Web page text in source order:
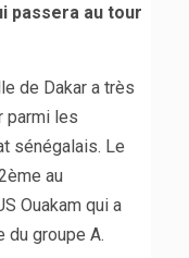
passera au tour
de Dakar a très
parmi les
sénégalais. Le
au
Ouakam qui a
du groupe A.